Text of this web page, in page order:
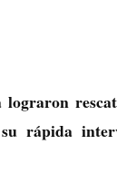
rápida